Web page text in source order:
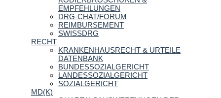
EMPFEHLUNGEN
DRG-CHAT/FORUM
REIMBURSEMENT
SWISSDRG
RECHT
KRANKENHAUSRECHT & URTEILE
DATENBANK
BUNDESSOZIALGERICHT
LANDESSOZIALGERICHT
SOZIALGERICHT
MD(K)